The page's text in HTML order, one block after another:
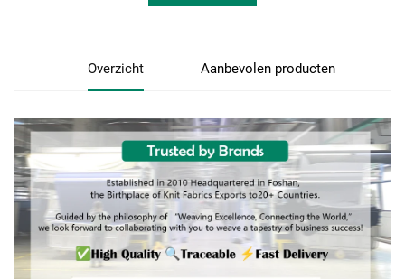
Overzicht Aanbevolen producten